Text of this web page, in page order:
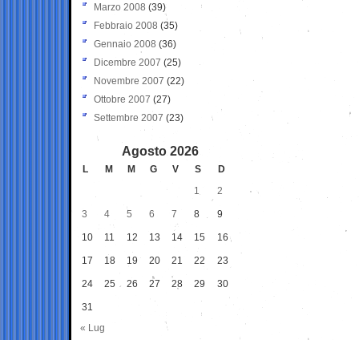
Marzo 2008 (39)
Febbraio 2008 (35)
Gennaio 2008 (36)
Dicembre 2007 (25)
Novembre 2007 (22)
Ottobre 2007 (27)
Settembre 2007 (23)
Agosto 2026
L M M G V S
D
1
2
3 4 5 6 7 8 9
10 11 12 13 14 15 16
17 18 19 20 21 22 23
24 25 26 27 28 29 30
31
« Lug